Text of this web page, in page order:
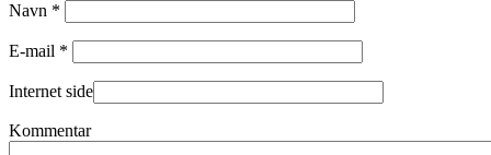
Navn *
E-mail *
Internet side
Kommentar